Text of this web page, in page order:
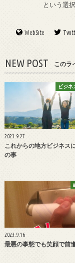
という選
WebSite
NEW POST このラ
ビジネ
2023.9.27
これからの地方ビジネス
の事
2023.9.16
最悪の事態でも笑顔で前